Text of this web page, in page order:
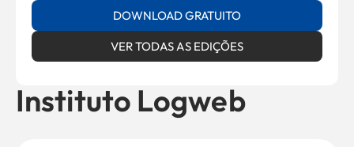
DOWNLOAD GRATUITO
VER TODAS AS EDIÇÕES
Instituto Logweb